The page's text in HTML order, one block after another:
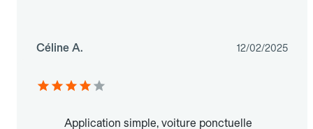
Céline A. 12/02/2025
Application simple, voiture ponctuelle